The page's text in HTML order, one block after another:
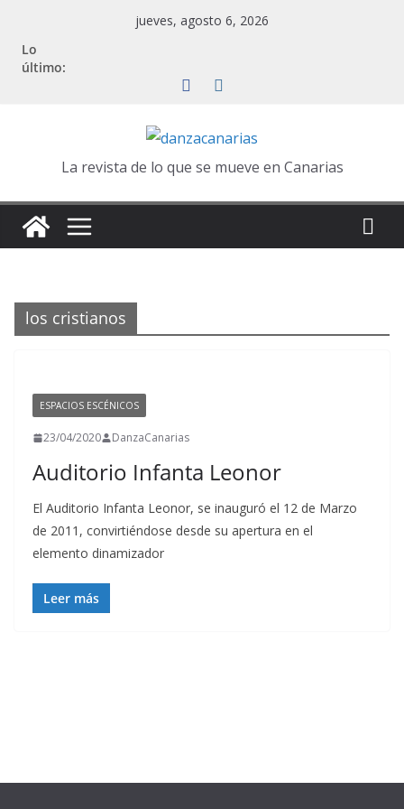
contenido
jueves, agosto 6, 2026
Lo
último:
La revista de lo que se mueve en Canarias
los cristianos
ESPACIOS ESCÉNICOS
23/04/2020 DanzaCanarias
Auditorio Infanta Leonor
El Auditorio Infanta Leonor, se inauguró el 12 de Marzo
de 2011, convirtiéndose desde su apertura en el
elemento dinamizador
Leer más